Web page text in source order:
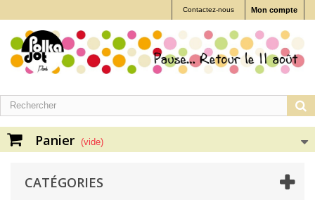
Mon compte
Contactez-nous
Panier (vide)
CATÉGORIES